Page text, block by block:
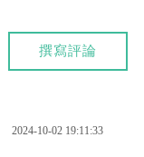
撰寫評論
2024-10-02 19:11:33